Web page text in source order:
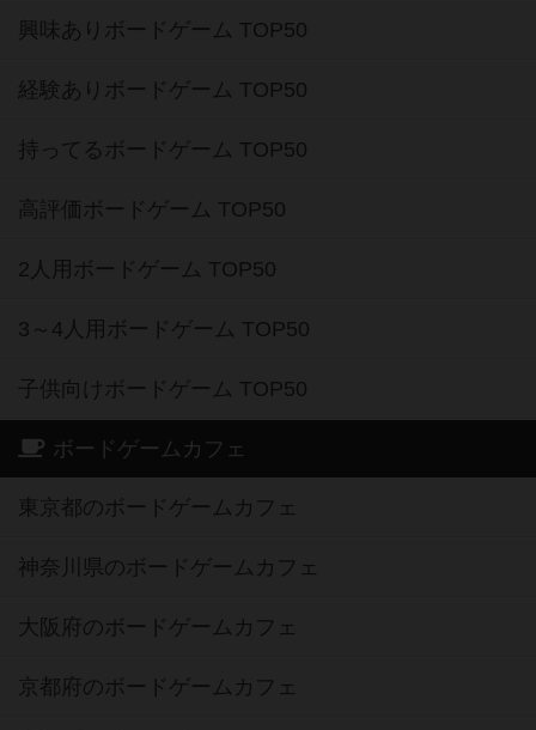
興味ありボードゲーム TOP50
経験ありボードゲーム TOP50
持ってるボードゲーム TOP50
高評価ボードゲーム TOP50
2人用ボードゲーム TOP50
3～4人用ボードゲーム TOP50
子供向けボードゲーム TOP50
ボードゲームカフェ
東京都のボードゲームカフェ
神奈川県のボードゲームカフェ
大阪府のボードゲームカフェ
京都府のボードゲームカフェ